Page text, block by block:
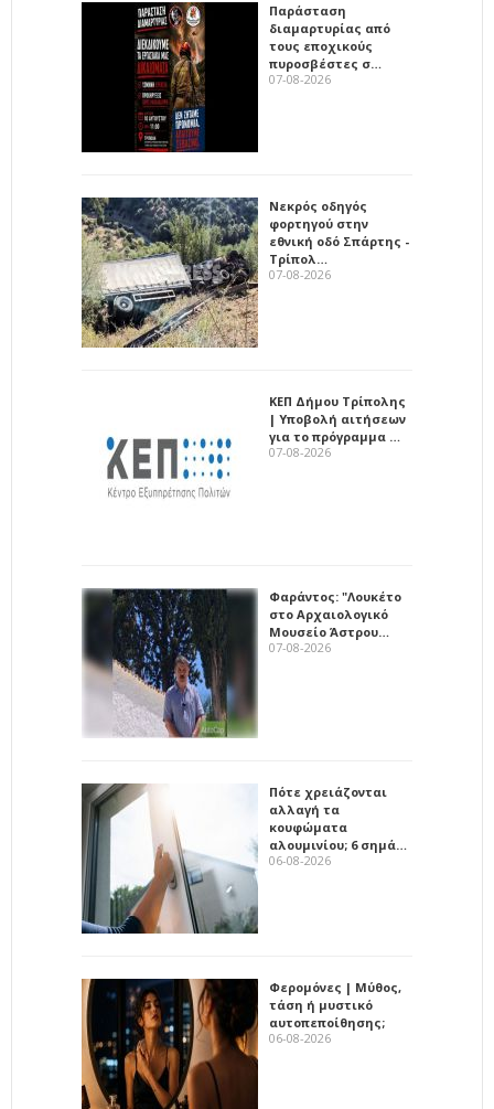
Παράσταση
διαμαρτυρίας από
τους εποχικούς
πυροσβέστες σ…
07-08-2026
Νεκρός οδηγός
φορτηγού στην
εθνική οδό Σπάρτης -
Τρίπολ…
07-08-2026
ΚΕΠ Δήμου Τρίπολης
| Υποβολή αιτήσεων
για το πρόγραμμα …
07-08-2026
Φαράντος: "Λουκέτο
στο Αρχαιολογικό
Μουσείο Άστρου…
07-08-2026
Πότε χρειάζονται
αλλαγή τα
κουφώματα
αλουμινίου; 6 σημά…
06-08-2026
Φερομόνες | Μύθος,
τάση ή μυστικό
αυτοπεποίθησης;
06-08-2026